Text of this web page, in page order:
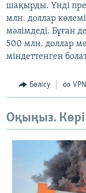
Басқа тілдерде
шақырды. Үнді
млн. доллар
мәлімдеді. Бұған
500 млн. доллар
міндеттенген
Бөлісу
Оқыңыз.